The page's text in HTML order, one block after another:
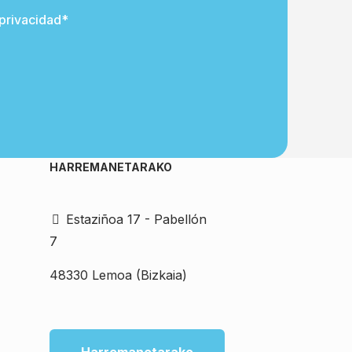
HARREMANETARAKO
Estaziñoa 17 - Pabellón
7
48330 Lemoa (Bizkaia)